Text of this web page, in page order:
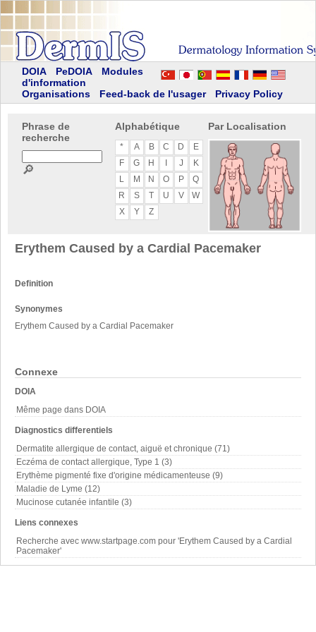
DOIA PeDOIA
Modules
d'information
Organisations
Feed-back de l'usager Privacy Policy
Phrase de
recherche
🔎
Alphabétique
* A B C D
E
F
G H J
K
L
M N O P
Q
R
S T U V
W
X
Y Z
Par Localisation
Connexe
DOIA
Même page dans DOIA
Diagnostics differentiels
Dermatite allergique de contact, aiguë et chronique (71)
Eczéma de contact allergique, Type 1 (3)
Erythème pigmenté fixe d'origine médicamenteuse (9)
Maladie de Lyme (12)
Mucinose cutanée infantile (3)
Liens connexes
Recherche avec www.startpage.com pour 'Erythem Caused by a Cardial
Pacemaker'
Erythem Caused by a Cardial Pacemaker
Definition
Synonymes
Erythem Caused by a Cardial Pacemaker